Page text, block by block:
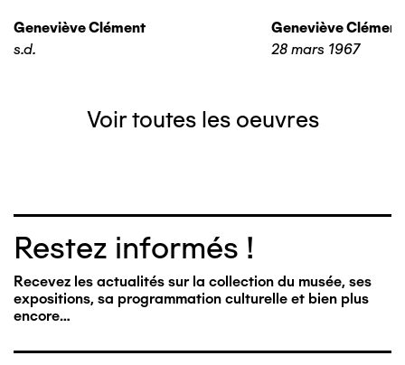
Geneviève Clément
s.d.
Geneviève Clément
28 mars 1967
Voir toutes les oeuvres
Restez informés !
Recevez les actualités sur la collection du musée, ses
expositions, sa programmation culturelle et bien plus
encore…